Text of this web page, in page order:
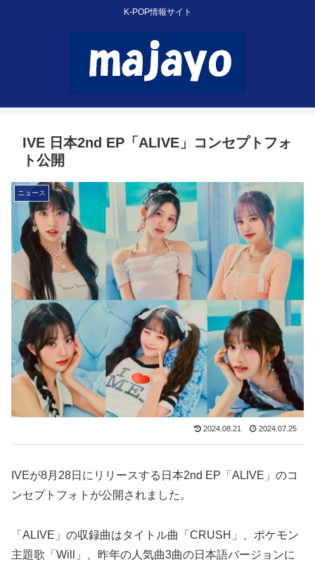
K-POP情報サイト
IVE 日本2nd EP「ALIVE」コンセプトフォ
ト公開
ニュース
2024.08.21 2024.07.25
IVEが8月28日にリリースする日本2nd EP「ALIVE」のコ
ンセプトフォトが公開されました。
「ALIVE」の収録曲はタイトル曲「CRUSH」、ポケモン
主題歌「Will」、昨年の人気曲3曲の日本語バージョンに